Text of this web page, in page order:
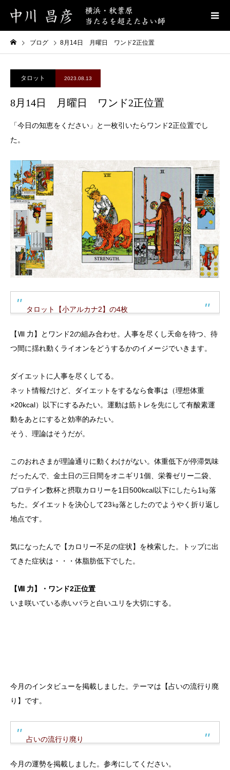
ブログ 8月14日 月曜日 ワンド2正位置
タロット 2023.08.13
8月14日 月曜日 ワンド2正位置
「今日の知恵をください」と一枚引いたらワンド2正位置でし
た。
タロット【小アルカナ2】の4枚
【Ⅷ 力】とワンド2の組み合わせ。人事を尽くし天命を待つ、待
つ間に揺れ動くライオンをどうするかのイメージでいきます。
ダイエットに人事を尽くしてる。
ネット情報だけど、ダイエットをするなら食事は（理想体重
×20kcal）以下にするみたい。運動は筋トレを先にして有酸素運
動をあとにすると効率的みたい。
そう、理論はそうだが。
このおれさまが理論通りに動くわけがない。体重低下が停滞気味
だったんで、金土日の三日間をオニギリ1個、栄養ゼリー二袋、
プロテイン数杯と摂取カロリーを1日500kcal以下にしたら1㎏落
ちた。ダイエットを決心して23㎏落としたのでようやく折り返し
地点です。
気になったんで【カロリー不足の症状】を検索した。トップに出
てきた症状は・・・体脂肪低下でした。
【Ⅷ 力】・ワンド2正位置
いま咲いている赤いバラと白いユリを大切にする。
今月のインタビューを掲載しました。テーマは【占いの流行り廃
り】です。
占いの流行り廃り
今月の運勢を掲載しました。参考にしてください。